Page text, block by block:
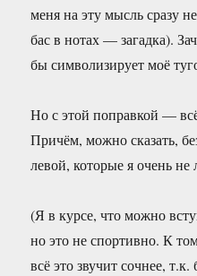
меня на эту мысль сразу
бас в нотах — загадка).
бы символизирует моё
Но с этой поправкой —
Причём, можно сказать,
левой, которые я очень
(Я в курсе, что можно
но это не спортивно. К
всё это звучит сочнее,